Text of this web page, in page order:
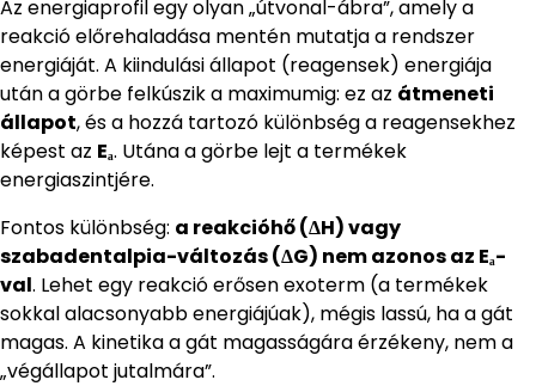
Az energiaprofil egy olyan „útvonal-ábra”, amely a
reakció előrehaladása mentén mutatja a rendszer
energiáját. A kiindulási állapot (reagensek) energiája
után a görbe felkúszik a maximumig: ez az átmeneti
állapot, és a hozzá tartozó különbség a reagensekhez
képest az Eₐ. Utána a görbe lejt a termékek
energiaszintjére.
Fontos különbség: a reakcióhő (ΔH) vagy
szabadentalpia-változás (ΔG) nem azonos az Eₐ-
val. Lehet egy reakció erősen exoterm (a termékek
sokkal alacsonyabb energiájúak), mégis lassú, ha a gát
magas. A kinetika a gát magasságára érzékeny, nem a
„végállapot jutalmára”.